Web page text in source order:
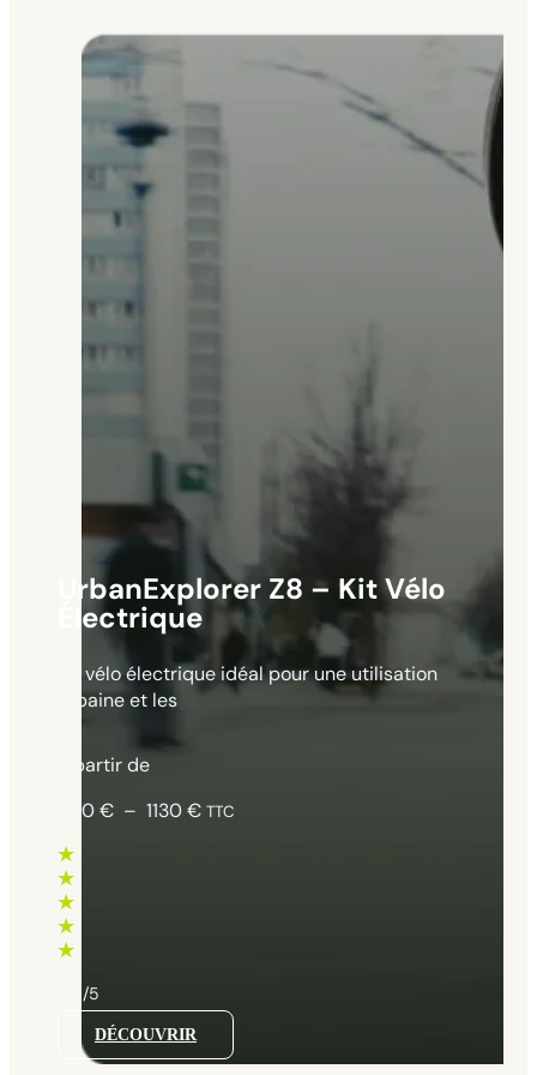
UrbanExplorer Z8 – Kit Vélo
Électrique
Kit vélo électrique idéal pour une utilisation
urbaine et les
à partir de
660€ – 1130€Plage
TTC
4.5/5
DÉCOUVRIR